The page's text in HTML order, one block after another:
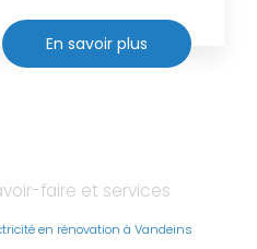
En savoir plus
faire et services
en rénovation à Vandeins